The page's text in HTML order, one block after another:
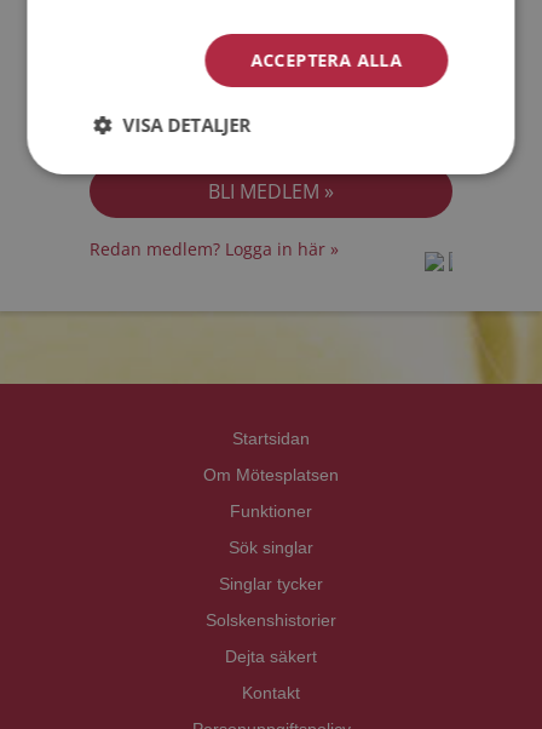
Jag accepterar Personuppgiftspolicyn
Redan medlem? Logga in här »
Startsidan
Om Mötesplatsen
Funktioner
Sök singlar
Singlar tycker
Solskenshistorier
Dejta säkert
Kontakt
ACCEPTERA ALLA
VISA DETALJER